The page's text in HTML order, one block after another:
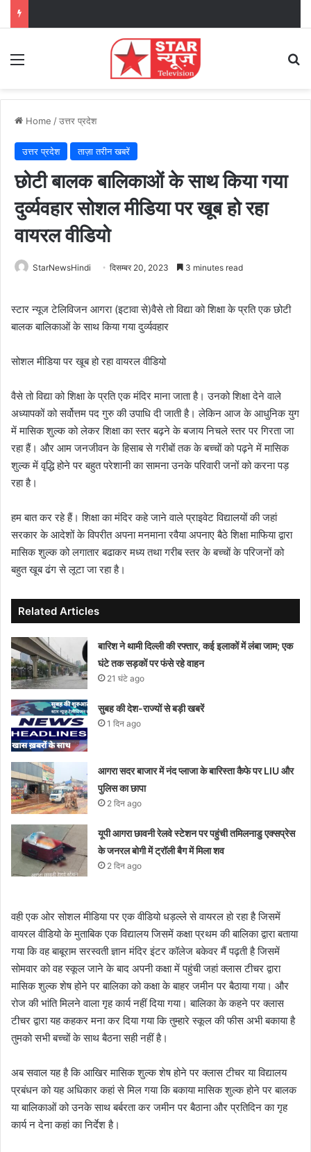
Menu
Home /उत्तर प्रदेश
उत्तर प्रदेश ताज़ा तरीन खबरें
छोटी बालक बालिकाओं के साथ किया गया
दुर्व्यवहार सोशल मीडिया पर खूब हो रहा
वायरल वीडियो
StarNewsHindi दिसम्बर 20, 2023 3 minutes read
स्टार न्यूज टेलिविजन आगरा (इटावा से)वैसे तो विद्या को शिक्षा के प्रति एक छोटी
बालक बालिकाओं के साथ किया गया दुर्व्यवहार
सोशल मीडिया पर खूब हो रहा वायरल वीडियो
वैसे तो विद्या को शिक्षा के प्रति एक मंदिर माना जाता है। उनको शिक्षा देने वाले
अध्यापकों को सर्वोत्तम पद गुरु की उपाधि दी जाती है। लेकिन आज के आधुनिक युग
में मासिक शुल्क को लेकर शिक्षा का स्तर बढ़ने के बजाय निचले स्तर पर गिरता जा
रहा हैं। और आम जनजीवन के हिसाब से गरीबों तक के बच्चों को पढ़ने में मासिक
शुल्क में वृद्धि होने पर बहुत परेशानी का सामना उनके परिवारी जनों को करना पड़
रहा है।
हम बात कर रहे हैं। शिक्षा का मंदिर कहे जाने वाले प्राइवेट विद्यालयों की जहां
सरकार के आदेशों के विपरीत अपना मनमाना रवैया अपनाए बैठे शिक्षा माफिया द्वारा
मासिक शुल्क को लगातार बढाकर मध्य तथा गरीब स्तर के बच्चों के परिजनों को
बहुत खूब ढंग से लूटा जा रहा है।
Related Articles
बारिश ने थामी दिल्ली की रफ्तार, कई इलाकों में लंबा जाम; एक
घंटे तक सड़कों पर फंसे रहे वाहन
21 घंटे ago
सुबह की देश-राज्यों से बड़ी खबरें
1 दिन ago
आगरा सदर बाजार में नंद प्लाजा के बारिस्ता कैफे पर LIU और
पुलिस का छापा
2 दिन ago
यूपी आगरा छावनी रेलवे स्टेशन पर पहुंची तमिलनाडु एक्सप्रेस
के जनरल बोगी में ट्रॉली बैग में मिला शव
2 दिन ago
वही एक ओर सोशल मीडिया पर एक वीडियो धड़ल्ले से वायरल हो रहा है जिसमें
वायरल वीडियो के मुताबिक एक विद्यालय जिसमें कक्षा प्रथम की बालिका द्वारा बताया
गया कि वह बाबूराम सरस्वती ज्ञान मंदिर इंटर कॉलेज बकेवर मैं पढ़ती है जिसमें
सोमवार को वह स्कूल जाने के बाद अपनी कक्षा में पहुंची जहां क्लास टीचर द्वारा
मासिक शुल्क शेष होने पर बालिका को कक्षा के बाहर जमीन पर बैठाया गया। और
रोज की भांति मिलने वाला गृह कार्य नहीं दिया गया। बालिका के कहने पर क्लास
टीचर द्वारा यह कहकर मना कर दिया गया कि तुम्हारे स्कूल की फीस अभी बकाया है
तुमको सभी बच्चों के साथ बैठना सही नहीं है।
अब सवाल यह है कि आखिर मासिक शुल्क शेष होने पर क्लास टीचर या विद्यालय
प्रबंधन को यह अधिकार कहां से मिल गया कि बकाया मासिक शुल्क होने पर बालक
या बालिकाओं को उनके साथ बर्बरता कर जमीन पर बैठाना और प्रतिदिन का गृह
कार्य न देना कहां का निर्देश है।